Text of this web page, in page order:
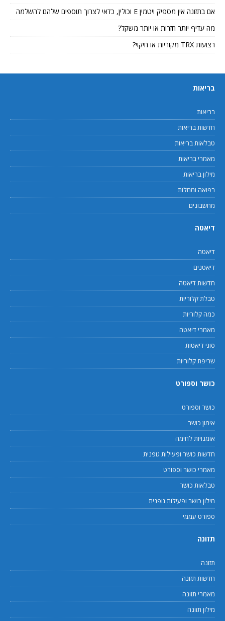
אם בתזונה אין מספיק ויטמין E וכולין, כדאי לצרוך תוספים שלהם להשלמה
מה עדיף יותר חזרות או יותר משקל?
רצועות TRX מקוריות או חיקוי?
בריאות
בריאות
חדשות בריאות
טבלאות בריאות
מאמרי בריאות
מילון בריאות
רפואה ומחלות
מחשבונים
דיאטה
דיאטה
דיאטנים
חדשות דיאטה
טבלת קלוריות
כמה קלוריות
מאמרי דיאטה
סוגי דיאטות
שריפת קלוריות
כושר וספורט
כושר וספורט
אימון כושר
אומנויות לחימה
חדשות כושר ופעילות גופנית
מאמרי כושר וספורט
טבלאות כושר
מילון כושר ופעילות גופנית
ספורט עממי
תזונה
תזונה
חדשות תזונה
מאמרי תזונה
מילון תזונה